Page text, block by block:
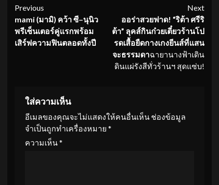
Continue
Reading
Previous
mami (มามิ) คว้า ซี–นุนิว
พรีเซ็นเตอร์คู่แรกพร้อม
เสิร์ฟความฟินตลอดทั้งปี
Next
ออร่าสวยฟาด! “ริต้า ศรีริ
ต้า” ลุคส์กินก๋วยเตี๋ยวร้านโป
รดเสื้อยืดกางเกงยีนส์ที่แสน
จะธรรมดาฉายานางฟ้าเดิน
ดินแผ่รังสีทั่วร้านฯ สุดแซ่บ!
ใส่ความเห็น
อีเมลของคุณจะไม่แสดงให้คนอื่นเห็น ช่องข้อมูล
จำเป็นถูกทำเครื่องหมาย *
ความเห็น*